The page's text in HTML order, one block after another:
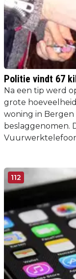
Politie vindt 67
Na een tip werd
grote
woning in Bergen
beslaggenomen.
112